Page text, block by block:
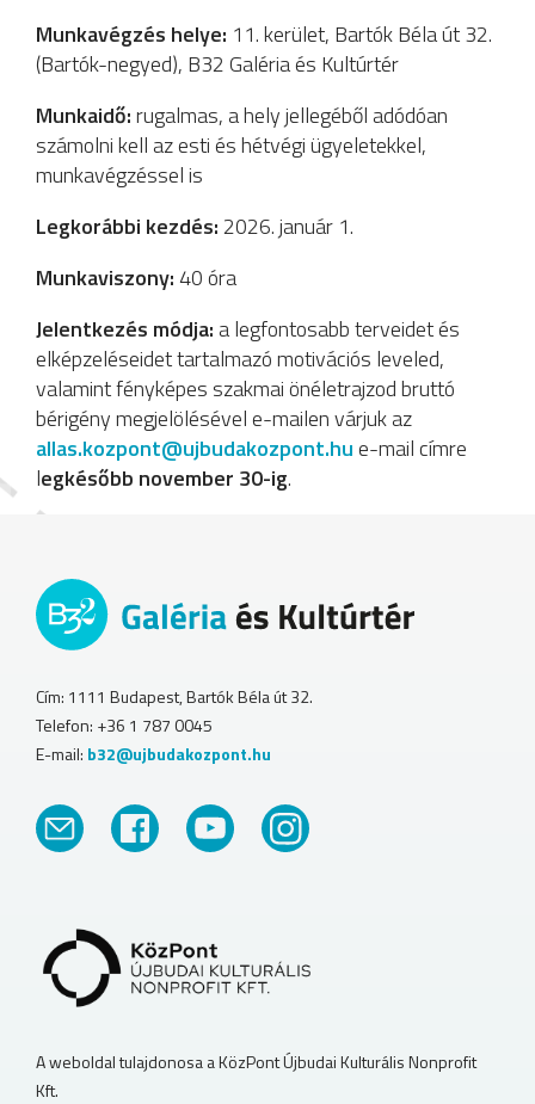
Munkavégzés helye: 11. kerület, Bartók Béla út 32.
(Bartók-negyed), B32 Galéria és Kultúrtér
Munkaidő:rugalmas, a hely jellegéből adódóan
számolni kell az esti és hétvégi ügyeletekkel,
munkavégzéssel is
Legkorábbi kezdés:2026. január 1.
Munkaviszony:40 óra
Jelentkezés módja: a legfontosabb terveidet és
elképzeléseidet tartalmazó motivációs leveled,
valamint fényképes szakmai önéletrajzod bruttó
bérigény megjelölésével e-mailen várjuk az
allas.kozpont@ujbudakozpont.hue-mail címre
legkésőbb november 30-ig.
Cím: 1111 Budapest, Bartók Béla út 32.
Telefon: +36 1 787 0045
E-mail: b32@ujbudakozpont.hu
A weboldal tulajdonosa a KözPont Újbudai Kulturális Nonprofit
Kft.